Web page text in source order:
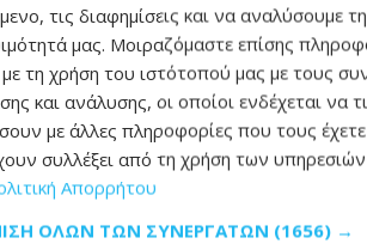
8η Αυγούστου: Όταν η
στις φλόγες –
τις διαφημίσεις και να αναλύσουμε
μας. Μοιραζόμαστε επίσης
με τη χρήση του ιστότοπού μας με τους
και ανάλυσης, οι οποίοι ενδέχεται να
με άλλες πληροφορίες που τους
συλλέξει από τη χρήση των
Απορρήτου
ΌΛΩΝ ΤΩΝ ΣΥΝΕΡΓΑΤΏΝ (1656) →